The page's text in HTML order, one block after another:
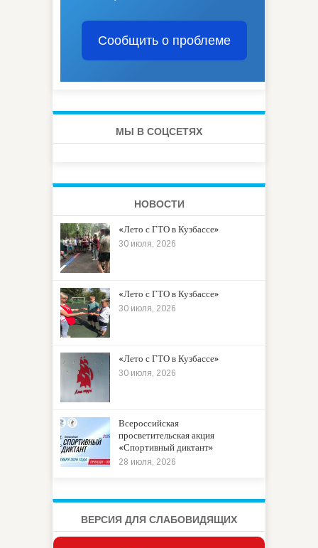
Сообщить о проблеме
МЫ В СОЦСЕТЯХ
НОВОСТИ
«Лето с ГТО в Кузбассе»
30 июля, 2026
«Лето с ГТО в Кузбассе»
30 июля, 2026
«Лето с ГТО в Кузбассе»
30 июля, 2026
Всероссийская
просветительская акция
«Спортивный диктант»
28 июля, 2026
ВЕРСИЯ ДЛЯ СЛАБОВИДЯЩИХ